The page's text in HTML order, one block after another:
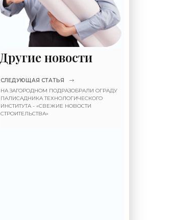
Другие новости
СЛЕДУЮЩАЯ СТАТЬЯ
НА ЗАГОРОДНОМ ПОДРАЗОБРАЛИ ОГРАДУ
ПАЛИСАДНИКА ТЕХНОЛОГИЧЕСКОГО
ИНСТИТУТА - «СВЕЖИЕ НОВОСТИ
СТРОИТЕЛЬСТВА»